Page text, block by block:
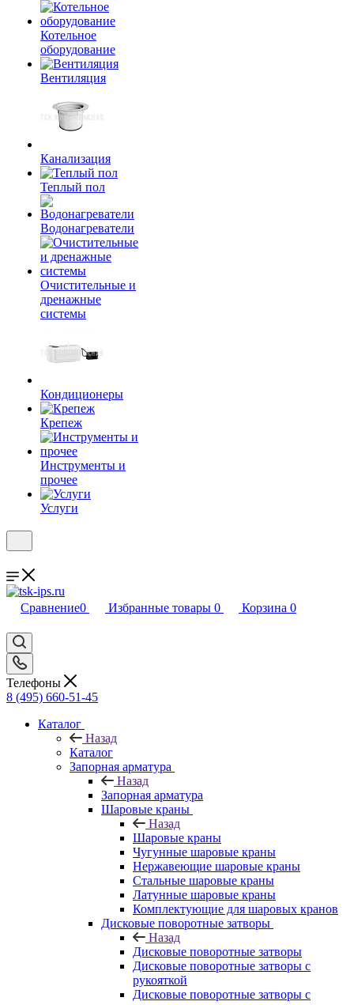
Котельное
оборудование
Вентиляция
Канализация
Теплый пол
Водонагреватели
Очистительные и
дренажные
системы
Кондиционеры
Крепеж
Инструменты и
прочее
Услуги
Сравнение0 Избранные товары 0 Корзина 0
Телефоны
8 (495) 660-51-45
Каталог
Назад
Каталог
Запорная арматура
Назад
Запорная арматура
Шаровые краны
Назад
Шаровые краны
Чугунные шаровые краны
Нержавеющие шаровые краны
Стальные шаровые краны
Латунные шаровые краны
Комплектующие для шаровых кранов
Дисковые поворотные затворы
Назад
Дисковые поворотные затворы
Дисковые поворотные затворы с
рукояткой
Дисковые поворотные затворы с